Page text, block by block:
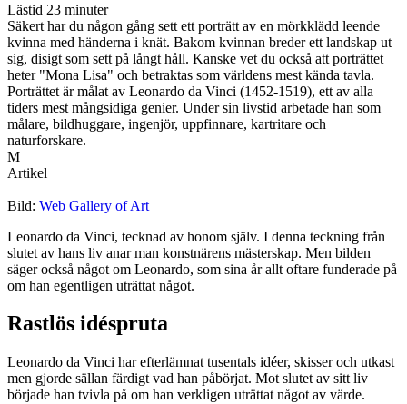
Lästid 23 minuter
Säkert har du någon gång sett ett porträtt av en mörkklädd leende
kvinna med händerna i knät. Bakom kvinnan breder ett landskap ut
sig, disigt som sett på långt håll. Kanske vet du också att porträttet
heter "Mona Lisa" och betraktas som världens mest kända tavla.
Porträttet är målat av Leonardo da Vinci (1452-1519), ett av alla
tiders mest mångsidiga genier. Under sin livstid arbetade han som
målare, bildhuggare, ingenjör, uppfinnare, kartritare och
naturforskare.
M
Artikel
Bild: Web Gallery of Art
Leonardo da Vinci, tecknad av honom själv. I denna teckning från
slutet av hans liv anar man konstnärens mästerskap. Men bilden
säger också något om Leonardo, som sina år allt oftare funderade på
om han egentligen uträttat något.
Rastlös idéspruta
Leonardo da Vinci har efterlämnat tusentals idéer, skisser och utkast
men gjorde sällan färdigt vad han påbörjat. Mot slutet av sitt liv
började han tvivla på om han verkligen uträttat något av värde.